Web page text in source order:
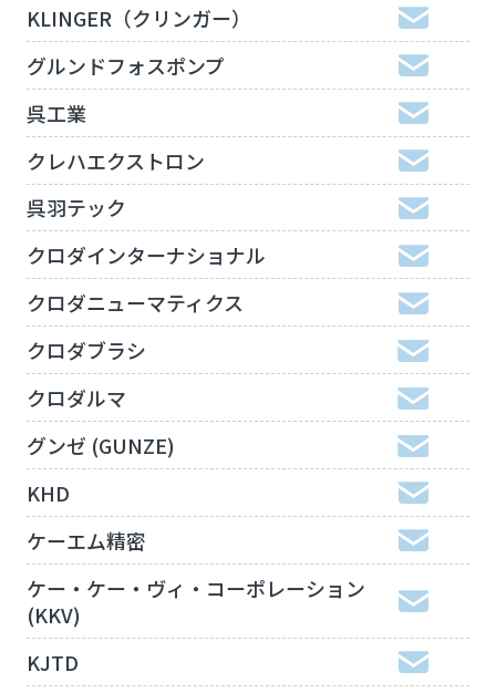
KLINGER（クリンガー）
グルンドフォスポンプ
呉工業
クレハエクストロン
呉羽テック
クロダインターナショナル
クロダニューマティクス
クロダブラシ
クロダルマ
グンゼ (GUNZE)
KHD
ケーエム精密
ケー・ケー・ヴィ・コーポレーション
(KKV)
KJTD